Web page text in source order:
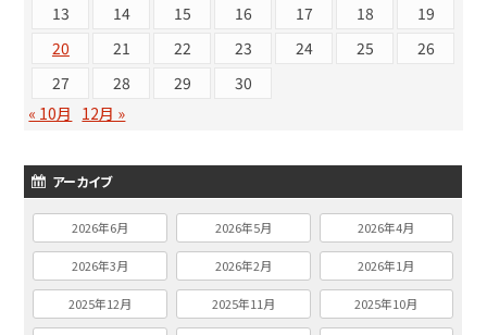
13
14 15 16 17 18
19
20
21 22 23 24 25
26
27
28 29
30
« 10月 12月 »
アーカイブ
2026年6月 2026年5月 2026年4月
2026年3月 2026年2月 2026年1月
2025年12月 2025年11月 2025年10月